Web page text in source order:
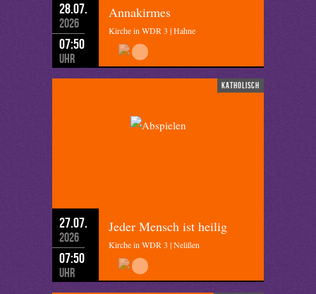
28.07.
2026
07:50
Uhr
Annakirmes
Kirche in WDR 3 | Hahne
katholisch
27.07.
2026
07:50
Uhr
Jeder Mensch ist heilig
Kirche in WDR 3 | Nelißen